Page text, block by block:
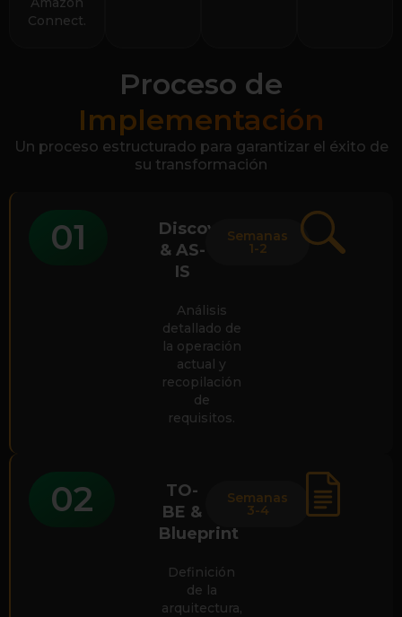
Connect.
Proceso de
Implementación
Un proceso estructurado para garantizar el éxito de
su transformación
01
Discovery
& AS-
IS
Semanas
1-2
Análisis
detallado de
la operación
actual y
recopilación
de
requisitos.
02
TO-
BE &
Blueprint
Semanas
3-4
Definición
de la
arquitectura,